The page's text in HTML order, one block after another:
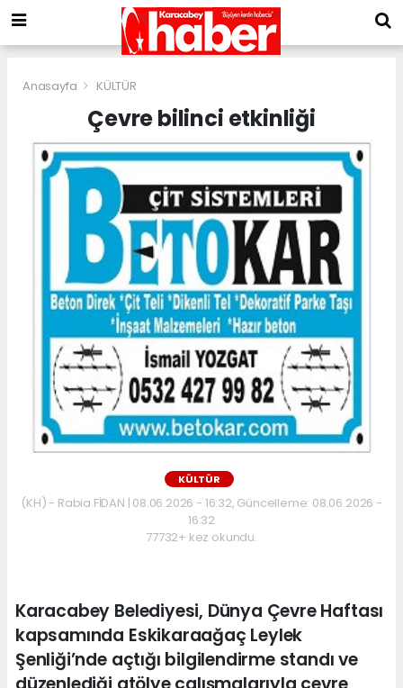
Anasayfa KÜLTÜR
Çevre bilinci etkinliği
KÜLTÜR
(KH) - Rabia FİDAN | 08.06.2026 - 16:32, Güncelleme: 08.06.2026 -
16:32
77732+ kez okundu.
Karacabey Belediyesi, Dünya Çevre Haftası
kapsamında Eskikaraağaç Leylek
Şenliği’nde açtığı bilgilendirme standı ve